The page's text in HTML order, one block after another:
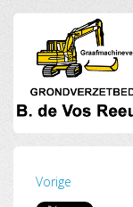
Vorige